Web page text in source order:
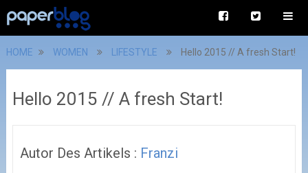
HOME WOMEN LIFESTYLE Hello 2015 // A fresh Start!
Hello 2015 // A fresh Start!
Autor Des Artikels : Franzi